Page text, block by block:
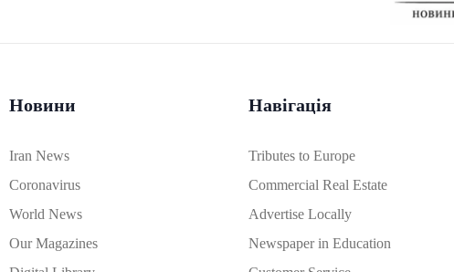
Новини
Iran News
Coronavirus
World News
Our Magazines
Навігація
Tributes to Europe
Commercial Real Estate
Advertise Locally
Newspaper in Education